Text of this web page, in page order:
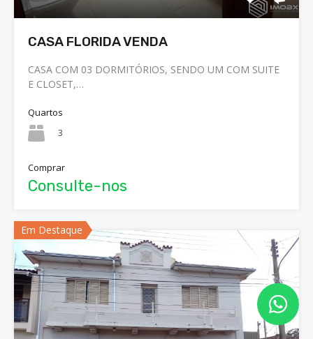
CASA FLORIDA VENDA
CASA COM 03 DORMITÓRIOS, SENDO UM COM SUITE
E CLOSET,…
Quartos
3
Comprar
Consulte-nos
Em Destaque